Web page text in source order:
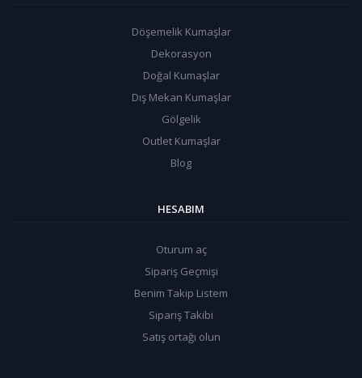
Döşemelik Kumaşlar
Dekorasyon
Doğal Kumaşlar
Dış Mekan Kumaşlar
Gölgelik
Outlet Kumaşlar
Blog
HESABIM
Oturum aç
Sipariş Geçmişi
Benim Takip Listem
Sipariş Takibi
Satış ortağı olun